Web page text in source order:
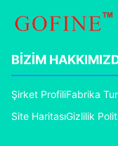
BIZIM
Şirket ProfiliFabrika
Site HaritasıGizlilik